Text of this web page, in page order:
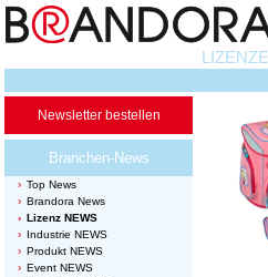
Newsletter bestellen
Branchen-News
Top News
Brandora News
Lizenz NEWS
Industrie NEWS
Produkt NEWS
Event NEWS